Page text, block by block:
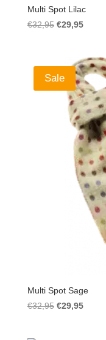
Multi Spot Lilac
€32,95
€32,95
€29,95
Sale
Multi Spot Sage
€32,95 €29,95